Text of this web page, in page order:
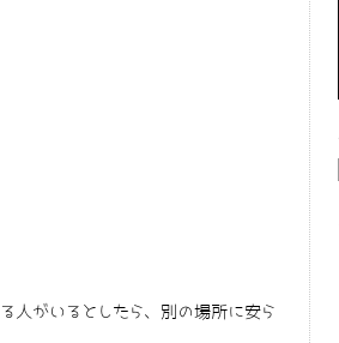
人がいるとしたら、別の場所に安ら